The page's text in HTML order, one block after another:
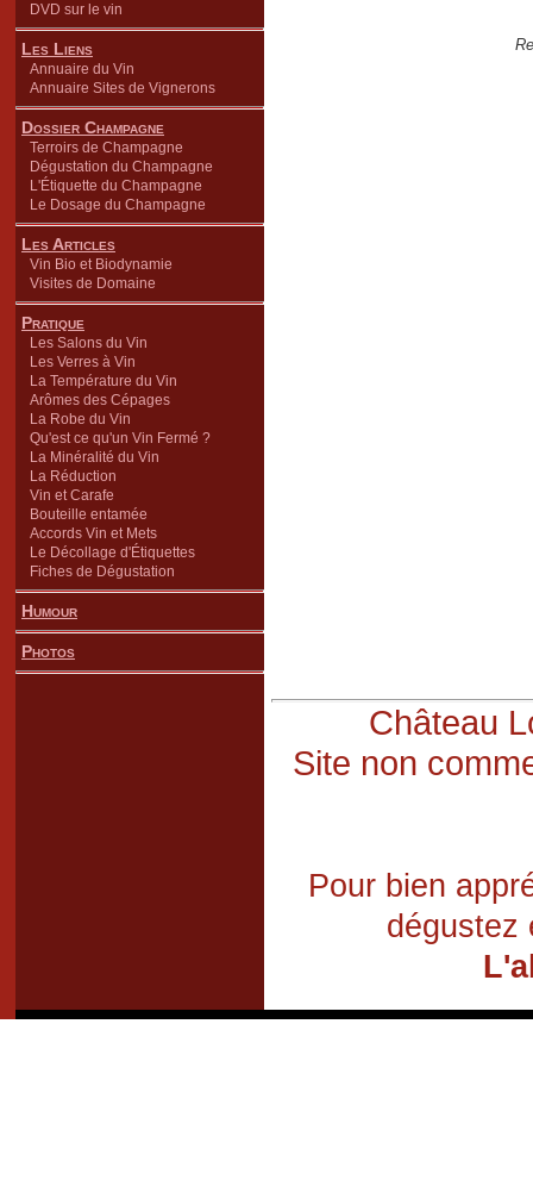
DVD sur le vin
Les Liens
Annuaire du Vin
Annuaire Sites de Vignerons
Dossier Champagne
Terroirs de Champagne
Dégustation du Champagne
L'Étiquette du Champagne
Le Dosage du Champagne
Les Articles
Vin Bio et Biodynamie
Visites de Domaine
Pratique
Les Salons du Vin
Les Verres à Vin
La Température du Vin
Arômes des Cépages
La Robe du Vin
Qu'est ce qu'un Vin Fermé ?
La Minéralité du Vin
La Réduction
Vin et Carafe
Bouteille entamée
Accords Vin et Mets
Le Décollage d'Étiquettes
Fiches de Dégustation
Humour
Photos
Château
Site non
Pour bien
dégustez